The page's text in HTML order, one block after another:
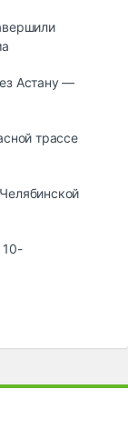
Астану —
трассе
10-